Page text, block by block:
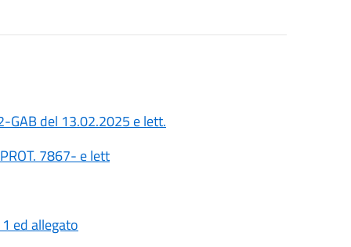
del 13.02.2025 e lett.
7867- e lett
ed allegato